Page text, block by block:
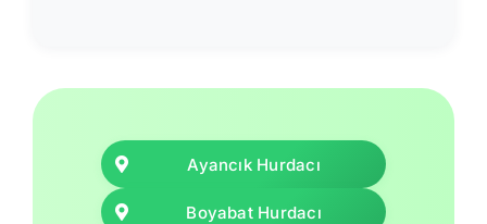
Ayancık Hurdacı
Boyabat Hurdacı